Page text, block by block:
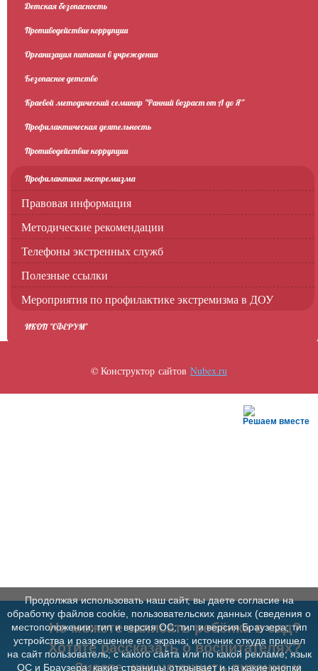
Детская безопасность
Противодействие коррупции
Организация питания в учреждении
Безопасное детство
Краевой методический семинар "Ранний возраст от А до Я"
Профилактическая деятельность
Противодействие коррупции
Профилактика экстремизма
Правовая информация
Методические рекомендации
Телефоны экстренных служб
Полезные ссылки
Мероприятия по профилактике экстремизма в ДОУ
ИКОП "СФЕРУМ"
© Конструктор сайтов Nubex.ru
Решаем вместе
Не можете записать ребёнка в сад?
Хотите рассказать о воспитателях?
Знаете, как улучшить питание и
Продолжая использовать наш сайт, вы даете согласие на
обработку файлов cookie, пользовательских данных (сведения о
местоположении; тип и версия ОС; тип и версия Браузера; тип
устройства и разрешение его экрана; источник откуда пришел
на сайт пользователь; с какого сайта или по какой рекламе; язык
ОС и Браузера; какие страницы открывает и на какие кнопки